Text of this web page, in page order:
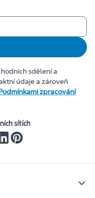
sdělení a
údaje a zároveň
zpracování
sítích